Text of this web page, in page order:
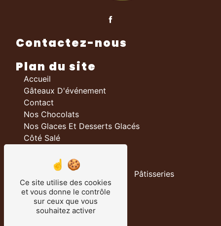
Contactez-nous
Plan du site
Accueil
Gâteaux D'événement
Contact
Nos Chocolats
Nos Glaces Et Desserts Glacés
Côté Salé
Nos prestations
Boulangerie
Chocolateries
Traiteur
Salon De Thé
Pâtisseries
Ce site utilise des cookies
et vous donne le contrôle
sur ceux que vous
souhaitez activer